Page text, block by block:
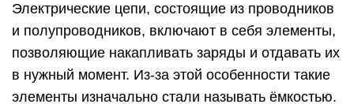
Электрические цепи, состоящие из проводников
и полупроводников, включают в себя элементы,
позволяющие накапливать заряды и отдавать их
в нужный момент. Из-за этой особенности такие
элементы изначально стали называть ёмкостью.